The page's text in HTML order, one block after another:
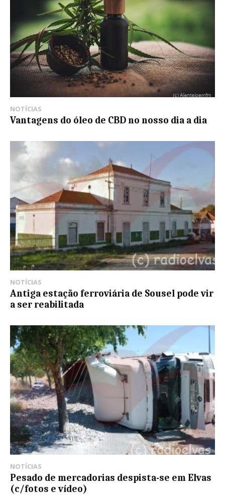
NOTÍCIAS
Vantagens do óleo de CBD no nosso dia a dia
NOTÍCIAS
Antiga estação ferroviária de Sousel pode vir
a ser reabilitada
NOTÍCIAS
Pesado de mercadorias despista-se em Elvas
(c/fotos e vídeo)